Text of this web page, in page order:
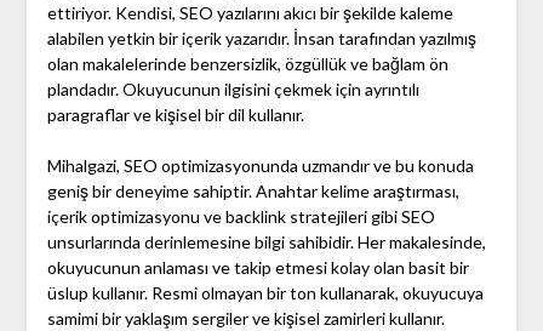
ettiriyor. Kendisi, SEO yazılarını akıcı bir şekilde kaleme
alabilen yetkin bir içerik yazarıdır. İnsan tarafından yazılmış
olan makalelerinde benzersizlik, özgüllük ve bağlam ön
plandadır. Okuyucunun ilgisini çekmek için ayrıntılı
paragraflar ve kişisel bir dil kullanır.
Mihalgazi, SEO optimizasyonunda uzmandır ve bu konuda
geniş bir deneyime sahiptir. Anahtar kelime araştırması,
içerik optimizasyonu ve backlink stratejileri gibi SEO
unsurlarında derinlemesine bilgi sahibidir. Her makalesinde,
okuyucunun anlaması ve takip etmesi kolay olan basit bir
üslup kullanır. Resmi olmayan bir ton kullanarak, okuyucuya
samimi bir yaklaşım sergiler ve kişisel zamirleri kullanır.